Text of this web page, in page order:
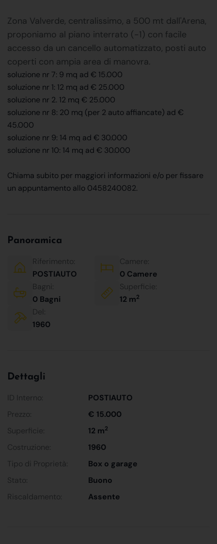
Zona Valverde, centralissimo, a 500 mt dall'Arena,
proponiamo al piano interrato (-1) con facile
accesso da un cancello automatizzato, posti auto
coperti con ampia area di manovra.
soluzione nr 7: 9 mq ad € 15.000
soluzione nr 1: 12 mq ad € 25.000
soluzione nr 2. 12 mq € 25.000
soluzione nr 8: 20 mq (per 2 auto affiancate) ad €
45.000
soluzione nr 9: 14 mq ad € 30.000
soluzione nr 10: 14 mq ad € 30.000
Chiama subito per maggiori informazioni e/o per fissare
un appuntamento allo 0458240082.
Panoramica
Riferimento:
POSTIAUTO
Camere:
0 Camere
Bagni:
0 Bagni
Superficie:
12 m2
Del:
1960
Dettagli
ID Interno:
POSTIAUTO
Prezzo:
€ 15.000
Superficie:
12 m2
Costruzione:
1960
Tipo di Proprietà:
Box o garage
Stato:
Buono
Riscaldamento:
Assente